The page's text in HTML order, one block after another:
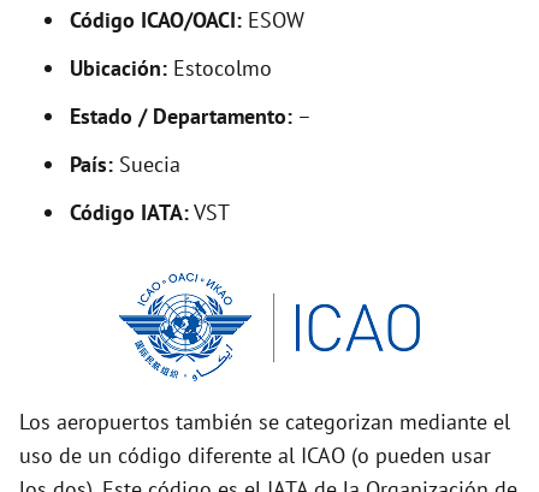
e
o
Código ICAO/OACI: ESOW
Ubicación: Estocolmo
Estado / Departamento: –
País: Suecia
Código IATA:VST
Los aeropuertos también se categorizan mediante el
uso de un código diferente al ICAO (o pueden usar